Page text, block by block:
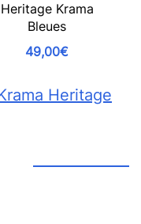
Heritage Krama
Bleues
49,00€
Heritage